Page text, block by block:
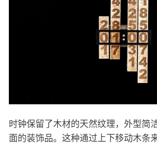
时钟保留了木材的天然纹理，外型简
面的装饰品。这种通过上下移动木条